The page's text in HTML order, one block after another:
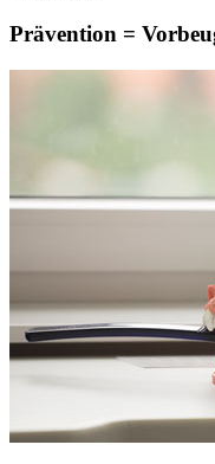
Prävention =